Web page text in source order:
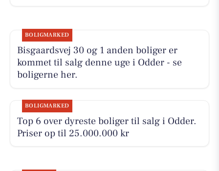
BOLIGMARKED
Bisgaardsvej 30 og 1 anden boliger er
kommet til salg denne uge i Odder - se
boligerne her.
BOLIGMARKED
Top 6 over dyreste boliger til salg i Odder.
Priser op til 25.000.000 kr